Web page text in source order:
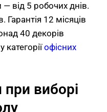
— від 5 робочих днів.
Гарантія 12 місяців
40 декорів
офісних
виборі